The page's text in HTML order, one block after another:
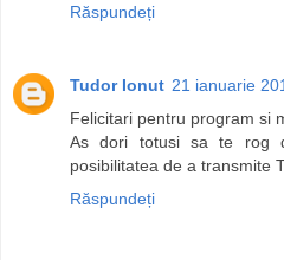
Răspundeți
Tudor Ionut 21 ianuarie
Felicitari pentru program si
As dori totusi sa te rog
posibilitatea de a transmite
Răspundeți